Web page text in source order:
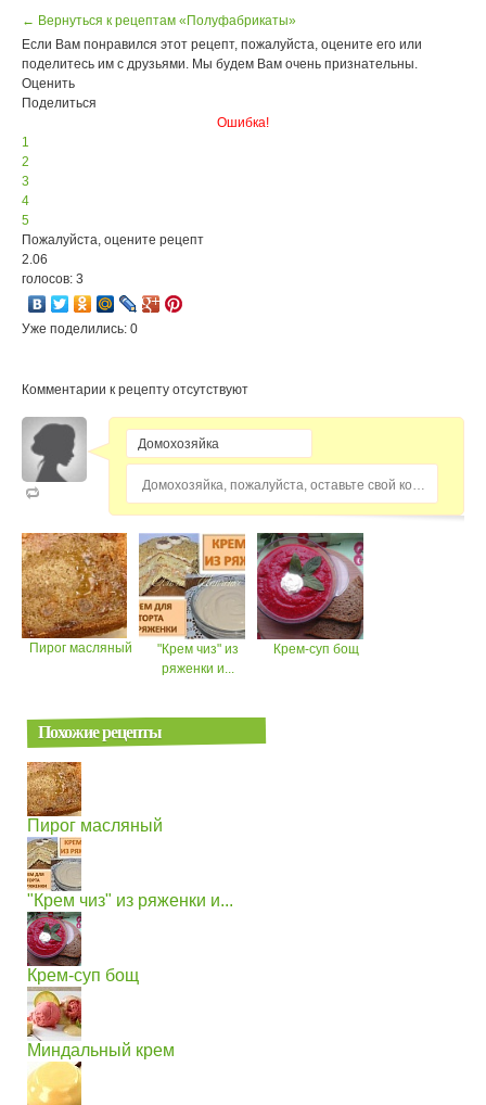
← Вернуться к рецептам «Полуфабрикаты»
Если Вам понравился этот рецепт, пожалуйста, оцените его или
поделитесь им с друзьями. Мы будем Вам очень признательны.
Оценить
Поделиться
Ошибка!
1
2
3
4
5
Пожалуйста, оцените рецепт
2.06
голосов: 3
Уже поделились: 0
Комментарии к рецепту отсутствуют
Домохозяйка, пожалуйста, оставьте свой комментарий...
Пирог масляный
"Крем чиз" из
ряженки и...
Крем-суп бощ
Похожие рецепты
Пирог масляный
"Крем чиз" из ряженки и...
Крем-суп бощ
Миндальный крем